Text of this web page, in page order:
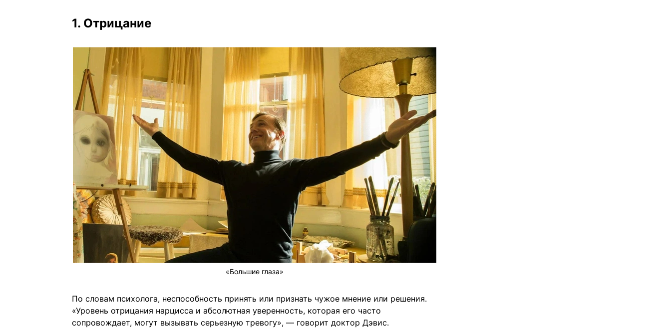
1. Отрицание
«Большие глаза»
По словам психолога, неспособность принять или признать чужое мнение или решения.
«Уровень отрицания нарцисса и абсолютная уверенность, которая его часто
сопровождает, могут вызывать серьезную тревогу», — говорит доктор Дэвис.